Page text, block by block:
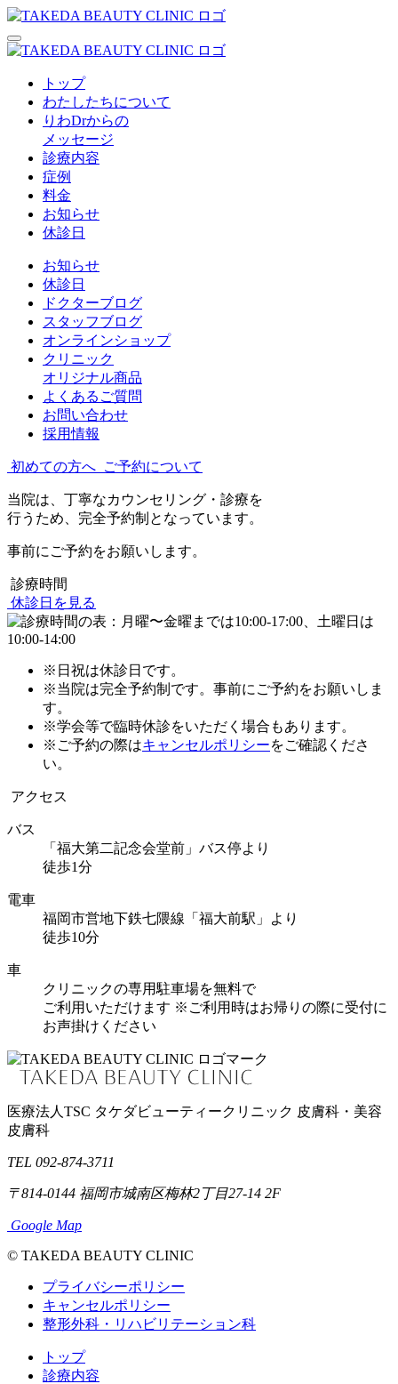
トップ
わたしたちについて
りわDrからの
メッセージ
診療内容
症例
料金
お知らせ
休診日
お知らせ
休診日
ドクターブログ
スタッフブログ
オンラインショップ
クリニック
オリジナル商品
よくあるご質問
お問い合わせ
採用情報
初めての方へ ご予約について
当院は、丁寧なカウンセリング・診療を
行うため、完全予約制となっています。
事前にご予約をお願いします。
診療時間
休診日を見る
※日祝は休診日です。
※当院は完全予約制です。事前にご予約をお願いしま
す。
※学会等で臨時休診をいただく場合もあります。
※ご予約の際はキャンセルポリシーをご確認くださ
い。
アクセス
バス
「福大第二記念会堂前」バス停より
徒歩1分
電車
福岡市営地下鉄七隈線「福大前駅」より
徒歩10分
車
クリニックの専用駐車場を無料で
ご利用いただけます ※ご利用時はお帰りの際に受付に
お声掛けください
医療法人TSC タケダビューティークリニック 皮膚科・美容
皮膚科
TEL 092-874-3711
〒814-0144 福岡市城南区梅林2丁目27-14 2F
Google Map
© TAKEDA BEAUTY CLINIC
プライバシーポリシー
キャンセルポリシー
整形外科・リハビリテーション科
トップ
診療内容